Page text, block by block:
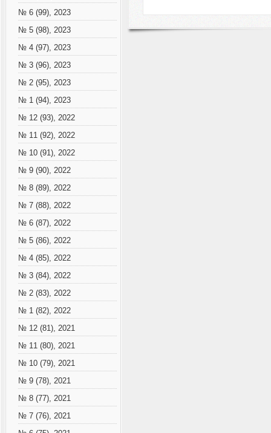
№ 6 (99), 2023
№ 5 (98), 2023
№ 4 (97), 2023
№ 3 (96), 2023
№ 2 (95), 2023
№ 1 (94), 2023
№ 12 (93), 2022
№ 11 (92), 2022
№ 10 (91), 2022
№ 9 (90), 2022
№ 8 (89), 2022
№ 7 (88), 2022
№ 6 (87), 2022
№ 5 (86), 2022
№ 4 (85), 2022
№ 3 (84), 2022
№ 2 (83), 2022
№ 1 (82), 2022
№ 12 (81), 2021
№ 11 (80), 2021
№ 10 (79), 2021
№ 9 (78), 2021
№ 8 (77), 2021
№ 7 (76), 2021